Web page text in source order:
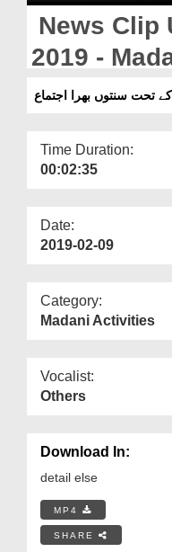
Departments
Our Websites
More
News Clip
2019 -
Aam
Ijtima
تحت سنتوں بھرا اجتماع
Time Duration:
00:02:35
Date:
2019-02-09
Category:
Madani Activities
Vocalist:
Others
Download In:
detail else
MP4
SHARE